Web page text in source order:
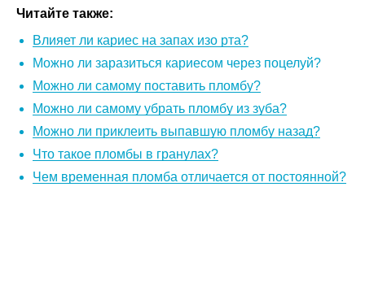
Читайте также:
Влияет ли кариес на запах изо рта?
Можно ли заразиться кариесом через поцелуй?
Можно ли самому поставить пломбу?
Можно ли самому убрать пломбу из зуба?
Можно ли приклеить выпавшую пломбу назад?
Что такое пломбы в гранулах?
Чем временная пломба отличается от постоянной?